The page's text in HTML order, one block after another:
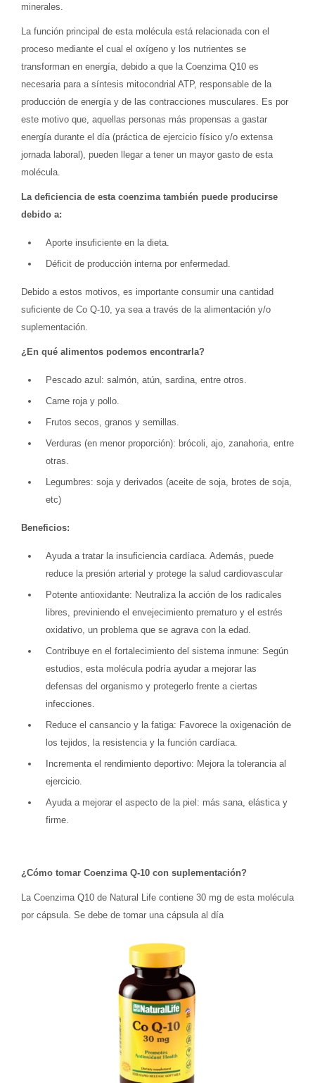
minerales.
La función principal de esta molécula está relacionada con el
proceso mediante el cual el oxígeno y los nutrientes se
transforman en energía, debido a que la Coenzima Q10 es
necesaria para a síntesis mitocondrial ATP, responsable de la
producción de energía y de las contracciones musculares. Es por
este motivo que, aquellas personas más propensas a gastar
energía durante el día (práctica de ejercicio físico y/o extensa
jornada laboral), pueden llegar a tener un mayor gasto de esta
molécula.
La deficiencia de esta coenzima también puede producirse
debido a:
Aporte insuficiente en la dieta.
Déficit de producción interna por enfermedad.
Debido a estos motivos, es importante consumir una cantidad
suficiente de Co Q-10, ya sea a través de la alimentación y/o
suplementación.
¿En qué alimentos podemos encontrarla?
Pescado azul: salmón, atún, sardina, entre otros.
Carne roja y pollo.
Frutos secos, granos y semillas.
Verduras (en menor proporción): brócoli, ajo, zanahoria, entre
otras.
Legumbres: soja y derivados (aceite de soja, brotes de soja,
etc)
Beneficios:
Ayuda a tratar la insuficiencia cardíaca. Además, puede
reduce la presión arterial y protege la salud cardiovascular
Potente antioxidante: Neutraliza la acción de los radicales
libres, previniendo el envejecimiento prematuro y el estrés
oxidativo, un problema que se agrava con la edad.
Contribuye en el fortalecimiento del sistema inmune: Según
estudios, esta molécula podría ayudar a mejorar las
defensas del organismo y protegerlo frente a ciertas
infecciones.
Reduce el cansancio y la fatiga: Favorece la oxigenación de
los tejidos, la resistencia y la función cardíaca.
Incrementa el rendimiento deportivo: Mejora la tolerancia al
ejercicio.
Ayuda a mejorar el aspecto de la piel: más sana, elástica y
firme.
¿Cómo tomar Coenzima Q-10 con suplementación?
La Coenzima Q10 de Natural Life contiene 30 mg de esta molécula
por cápsula. Se debe de tomar una cápsula al día